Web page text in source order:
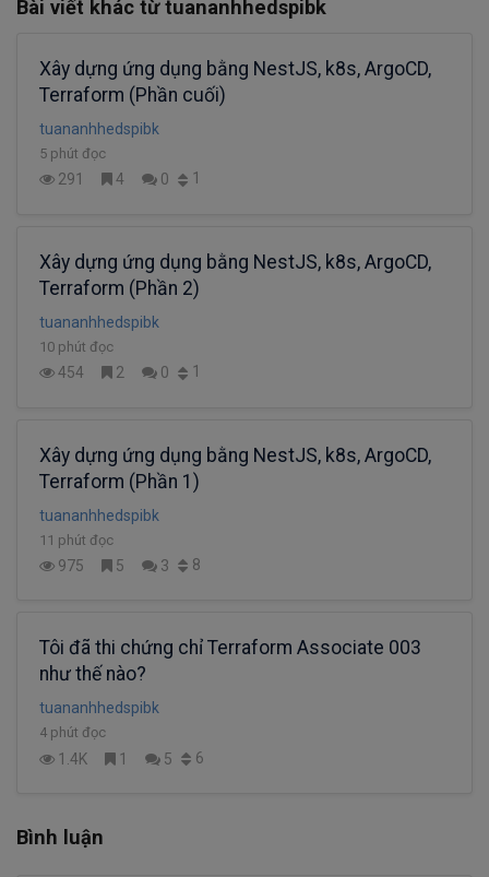
Bài viết khác từ tuananhhedspibk
Xây dựng ứng dụng bằng NestJS, k8s, ArgoCD,
Terraform (Phần cuối)
tuananhhedspibk
5 phút đọc
291 4 0 1
Xây dựng ứng dụng bằng NestJS, k8s, ArgoCD,
Terraform (Phần 2)
tuananhhedspibk
10 phút đọc
454 2 0 1
Xây dựng ứng dụng bằng NestJS, k8s, ArgoCD,
Terraform (Phần 1)
tuananhhedspibk
11 phút đọc
975 5 3 8
Tôi đã thi chứng chỉ Terraform Associate 003
như thế nào?
tuananhhedspibk
4 phút đọc
1.4K 1 5 6
Bình luận